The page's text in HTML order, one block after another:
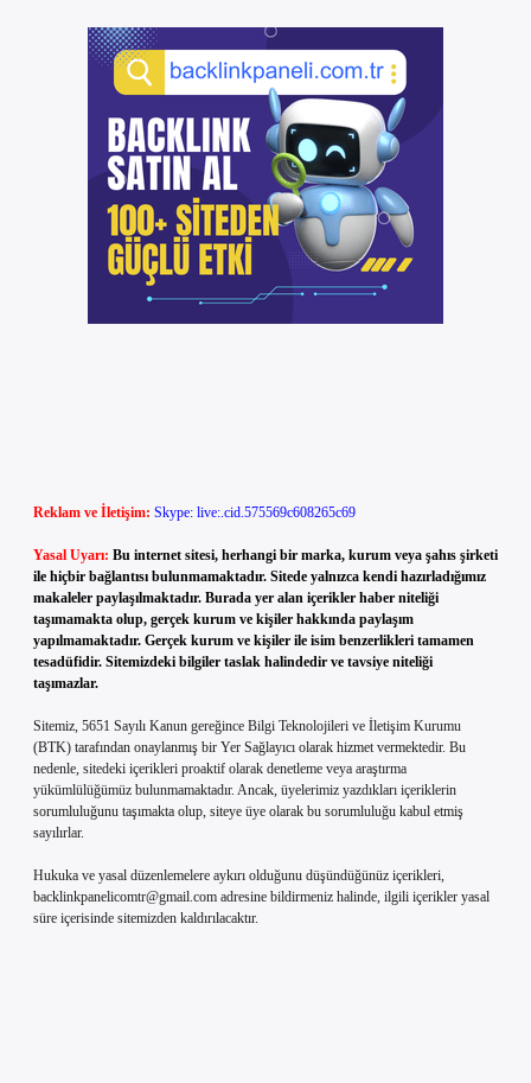
Reklam ve İletişim: Skype: live:.cid.575569c608265c69
Yasal Uyarı: Bu internet sitesi, herhangi bir marka, kurum veya şahıs şirketi
ile hiçbir bağlantısı bulunmamaktadır. Sitede yalnızca kendi hazırladığımız
makaleler paylaşılmaktadır. Burada yer alan içerikler haber niteliği
taşımamakta olup, gerçek kurum ve kişiler hakkında paylaşım
yapılmamaktadır. Gerçek kurum ve kişiler ile isim benzerlikleri tamamen
tesadüfidir. Sitemizdeki bilgiler taslak halindedir ve tavsiye niteliği
taşımazlar.
Sitemiz, 5651 Sayılı Kanun gereğince Bilgi Teknolojileri ve İletişim Kurumu
(BTK) tarafından onaylanmış bir Yer Sağlayıcı olarak hizmet vermektedir. Bu
nedenle, sitedeki içerikleri proaktif olarak denetleme veya araştırma
yükümlülüğümüz bulunmamaktadır. Ancak, üyelerimiz yazdıkları içeriklerin
sorumluluğunu taşımakta olup, siteye üye olarak bu sorumluluğu kabul etmiş
sayılırlar.
Hukuka ve yasal düzenlemelere aykırı olduğunu düşündüğünüz içerikleri,
backlinkpanelicomtr@gmail.com adresine bildirmeniz halinde, ilgili içerikler yasal
süre içerisinde sitemizden kaldırılacaktır.